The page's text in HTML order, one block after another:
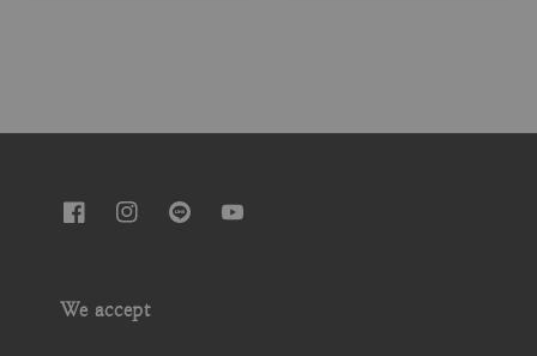
We accept